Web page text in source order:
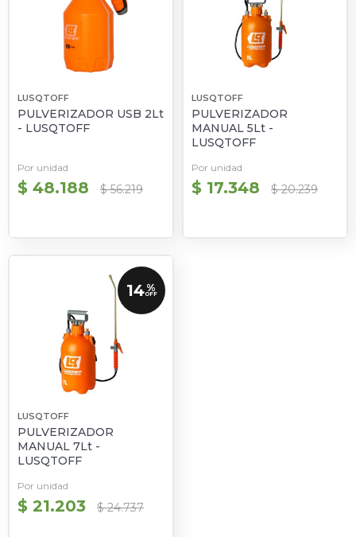
LUSQTOFF
PULVERIZADOR USB 2Lt
- LUSQTOFF
Por unidad
$ 48.188 $ 56.219
LUSQTOFF
PULVERIZADOR
MANUAL 5Lt -
LUSQTOFF
Por unidad
$ 17.348 $ 20.239
14 %
OFF
LUSQTOFF
PULVERIZADOR
MANUAL 7Lt -
LUSQTOFF
Por unidad
$ 21.203 $ 24.737